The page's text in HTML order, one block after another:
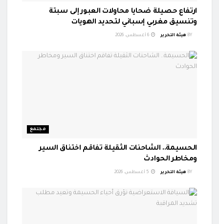
ارتفاع حصيلة ضحايا محاولات العبور إلى سبتة
وتنسيق مغربي إسباني لتحديد الهويات
BY هيئة التحرير
مجتمع
الحسيمة.. الشاحنات الثقيلة تفاقم اختناق السير
ومخاطر الحوادث
BY هيئة التحرير